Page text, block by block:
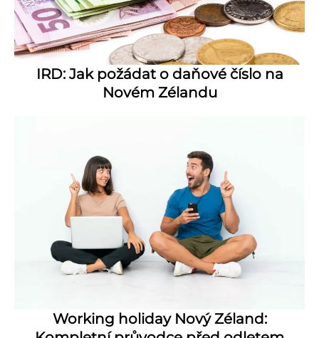
IRD: Jak požádat o daňové číslo na
Novém Zélandu
Working holiday Nový Zéland: